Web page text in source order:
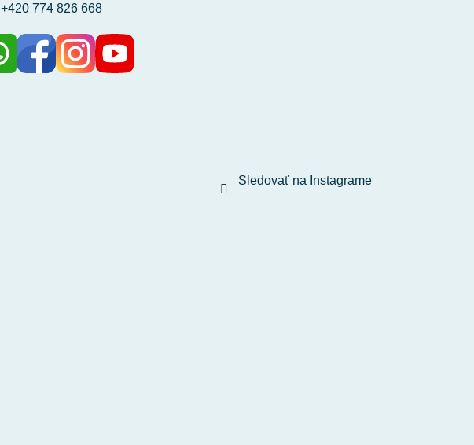
+420 774 826 668
Sledovať na Instagrame